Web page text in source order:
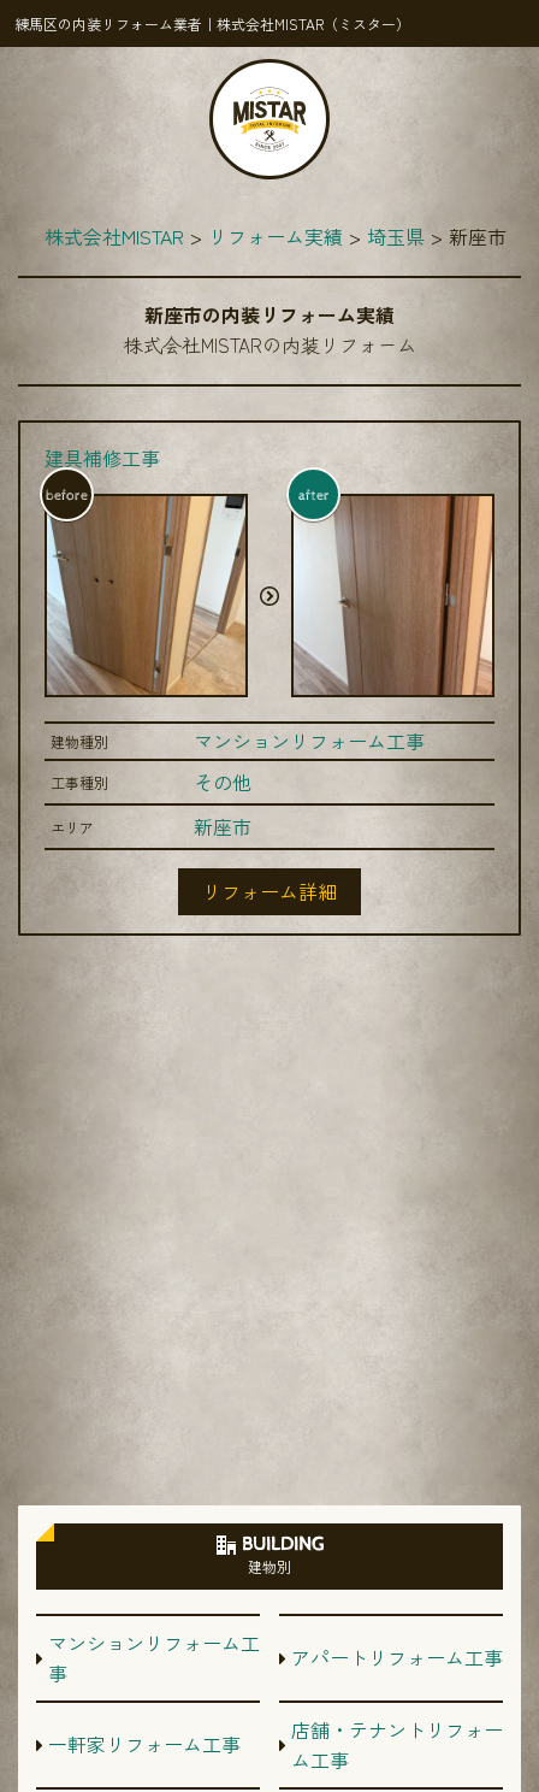
練馬区の内装リフォーム業者｜株式会社MISTAR（ミスター）
株式会社MISTAR リフォーム実績 埼玉県 新座市
新座市の内装リフォーム実績
株式会社MISTARの内装リフォーム
建具補修工事
before after
建物種別 マンションリフォーム工事
工事種別 その他
エリア 新座市
リフォーム詳細
BUILDING
建物別
マンションリフォーム工
事
アパートリフォーム工事
一軒家リフォーム工事
店舗・テナントリフォー
ム工事